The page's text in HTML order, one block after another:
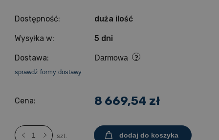
Dostępność: duża ilość
Wysyłka w: 5 dni
Dostawa: Darmowa
sprawdź formy dostawy
Cena: 8 669,54 zł
szt. dodaj do koszyka